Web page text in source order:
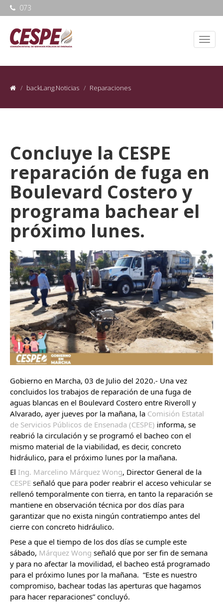
073
backLang.Noticias Reparaciones
Concluye la CESPE
reparación de fuga en
Boulevard Costero y
programa bachear el
próximo lunes.
Gobierno en Marcha, 03 de Julio del 2020.- Una vez
concluidos los trabajos de reparación de una fuga de
aguas blancas en el Boulevard Costero entre Riveroll y
Alvarado, ayer jueves por la mañana, la Comisión Estatal
de Servicios Públicos de Ensenada (CESPE) informa, se
reabrió la circulación y se programó el bacheo con el
mismo material de la viabilidad, es decir, concreto
hidráulico, para el próximo lunes por la mañana.
El Ing. Marcelino Márquez Wong
CESPE señaló que para poder reabrir el acceso vehicular se
rellenó temporalmente con tierra, en tanto la reparación se
mantiene en observación técnica por dos días para
garantizar que no exista ningún contratiempo antes del
cierre con concreto hidráulico.
Pese a que el tiempo de los dos días se cumple este
sábado, Márquez Wong señaló que por ser fin de semana
y para no afectar la movilidad, el bacheo está programado
para el próximo lunes por la mañana.  “Este es nuestro
compromiso, bachear todas las aperturas que hagamos
para hacer reparaciones” concluyó.